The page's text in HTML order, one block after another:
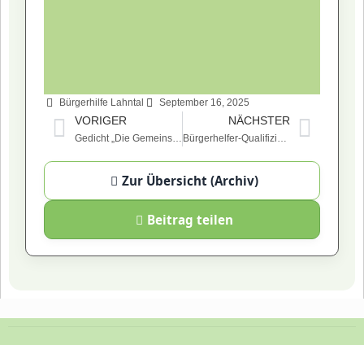
Bürgerhilfe Lahntal September 16, 2025
VORIGER
Gedicht „Die Gemeinschaft“
NÄCHSTER
Bürgerhelfer-Qualifizierung – Thema Demenz
Zur Übersicht (Archiv)
Beitrag teilen